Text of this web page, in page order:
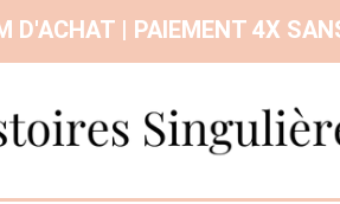
D'ACHAT | PAIEMENT 4X